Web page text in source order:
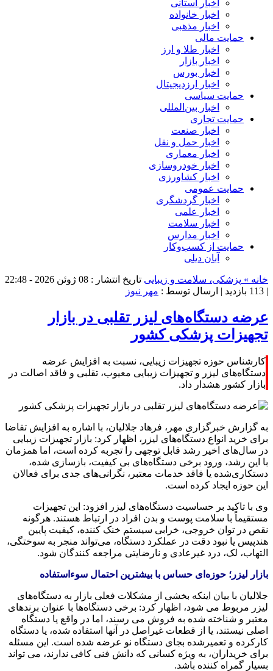
اخبار استانی
اخبار خانواده
اخبار مذهبی
حمایت مالی
اخبار طلا و ارز
اخبار بازار
اخبار بورس
اخبار ارزدیجیتال
حمایت سیاسی
اخبار بین‌المللی
حمایت تجاری
اخبار صنعت
اخبار حمل و نقل
اخبار معماری
اخبار خودروسازی
اخبار کشاورزی
حمایت عمومی
اخبار گردشگری
اخبار علمی
اخبار سلامت
اخبار مدارس
حمایت از کسب‌وکار
آبان دیلی
خانه » پزشکی، سلامت و زیبایی
تاریخ انتشار : 08 ژوئن 2026 - 22:48
| 113 بازدید | ارسال توسط : مهر نیوز
عرضه دستگاه‌های لیزر تقلبی در بازار
تجهیزات پزشکی کشور
کارشناس حوزه تجهیزات زیبایی، نسبت به افزایش عرضه
دستگاه‌های لیزر و تجهیزات زیبایی معیوب، تقلبی و فاقد اصالت در
بازار کشور هشدار داد.
به گزارش خبرگزاری مهر، فرهاد جلالیان، با اشاره به افزایش تقاضا
برای خرید انواع دستگاه‌های لیزر، اظهار کرد: بازار تجهیزات زیبایی
در سال‌های اخیر رشد قابل توجهی را تجربه کرده است، اما همزمان
با این رشد، ورود برخی دستگاه‌های بی‌ کیفیت، بازسازی‌ شده،
دستکاری‌شده یا فاقد خدمات معتبر، نگرانی‌های جدی برای فعالان
این حوزه ایجاد کرده است.
وی با تاکید بر حساسیت دستگاه‌های لیزر افزود: این تجهیزات
مستقیماً با سلامت پوست و بدن افراد در ارتباط هستند. هرگونه
نقص در توان خروجی، خرابی سیستم خنک‌ کننده، کیفیت پایین
هندپیس یا نبود دقت در عملکرد دستگاه، می‌تواند منجر به سوختگی،
التهاب، لک، درد غیرعادی و نارضایتی مراجعه‌ کنندگان شود.
بازار لیزر؛ حوزه‌ای حساس با بیشترین احتمال سوءاستفاده
جلالیان با بیان اینکه بخشی از مشکلات فعلی بازار به دستگاه‌های
لیزر مربوط می‌ شود، اظهار کرد: برخی دستگاه‌ها با عنوان برندهای
معتبر و شناخته‌ شده به فروش می‌ رسند، اما در واقع یا دستگاه
اصلی نیستند، یا از قطعات غیراصل در آنها استفاده شده، یا دستگاه
کارکرده و تعمیرشده بجای دستگاه نو عرضه شده است. این مسئله
برای خریداران، به‌ ویژه کسانی که دانش فنی کافی ندارند، می‌ تواند
بسیار گمراه‌ کننده باشد.